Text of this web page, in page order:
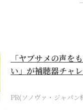
「ヤブサメの声を
い」が補聴器チャ
PR(ソノヴァ・ジャパン